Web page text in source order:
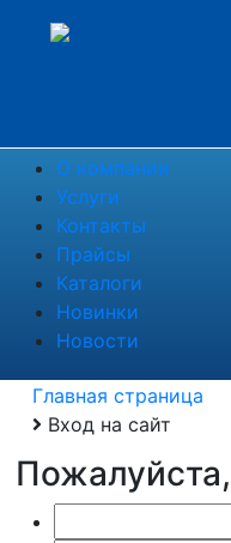
О компании
Услуги
Контакты
Прайсы
Каталоги
Новинки
Новости
Главная страница
Вход на сайт